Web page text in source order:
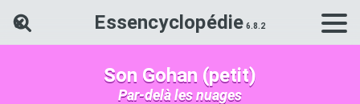
Essencyclopédie
Rechercher une carte Dokkan
Son Gohan (petit)
Par-delà les nuages